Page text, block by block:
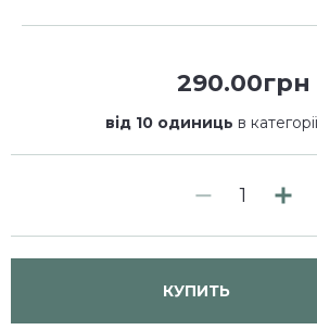
290.00грн
від 10 одиниць в
КУПИТЬ